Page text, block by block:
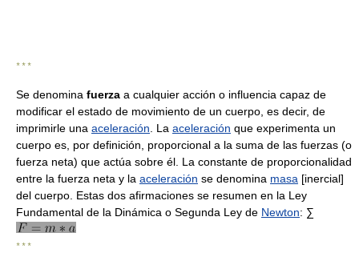
* * *
Se denomina fuerza a cualquier acción o influencia capaz de
modificar el estado de movimiento de un cuerpo, es decir, de
imprimirle una aceleración . La aceleración que experimenta un
cuerpo es, por definición, proporcional a la suma de las fuerzas (o
fuerza neta) que actúa sobre él. La constante de proporcionalidad
entre la fuerza neta y la aceleración se denomina masa [inercial]
del cuerpo. Estas dos afirmaciones se resumen en la Ley
Fundamental de la Dinámica o Segunda Ley de Newton: ∑
* * *